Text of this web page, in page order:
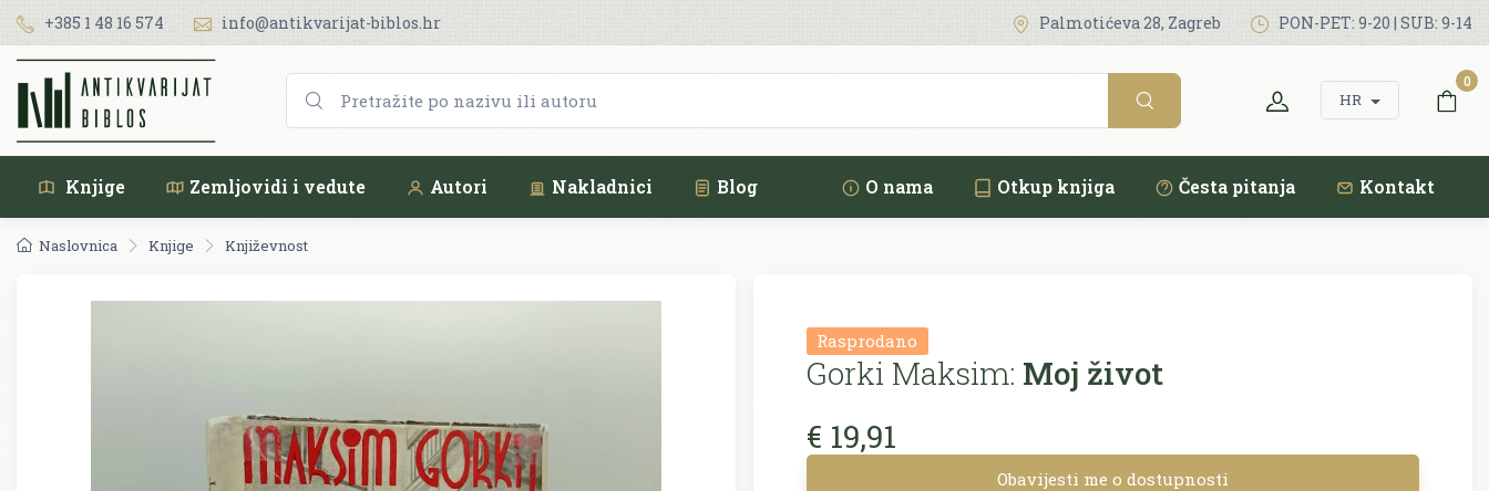
+385 1 48 16 574 info@antikvarijat-biblos.hr Palmotićeva 28, Zagreb PON-PET: 9-20 | SUB: 9-14
HR
0
Knjige Zemljovidi i vedute Autori Nakladnici Blog O nama Otkup knjiga Česta pitanja Kontakt
Naslovnica Knjige Književnost
Rasprodano
Gorki Maksim: Moj život
€ 19,91
Obavijesti me o dostupnosti